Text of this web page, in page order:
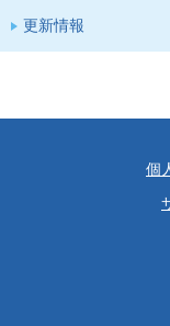
更新情報
個